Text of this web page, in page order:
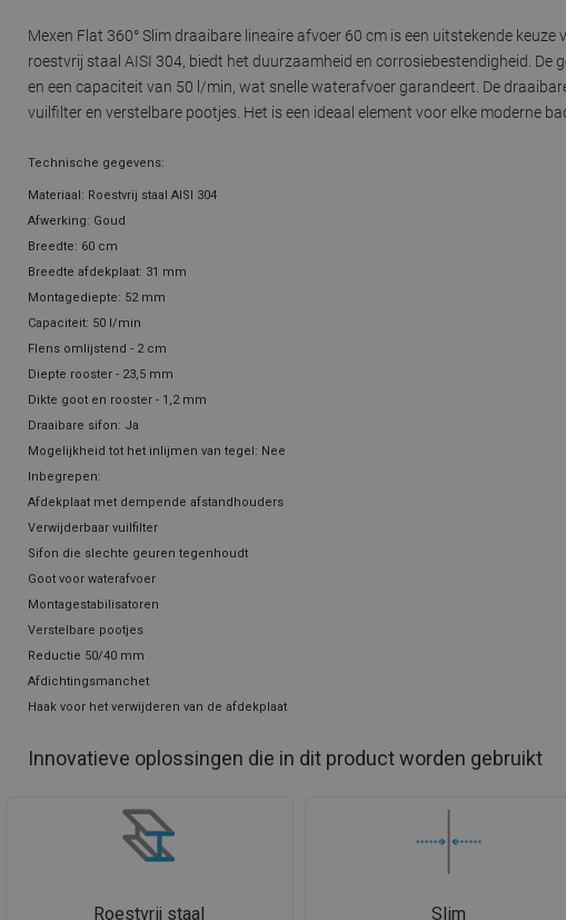
Mexen Flat 360° Slim draaibare lineaire afvoer 60 cm is een uitstekende
roestvrij staal AISI 304, biedt het duurzaamheid en corrosiebestendigheid.
en een capaciteit van 50 l/min, wat snelle waterafvoer garandeert. De
vuilfilter en verstelbare pootjes. Het is een ideaal element voor elke moderne
Technische gegevens:
Materiaal: Roestvrij staal AISI 304
Afwerking: Goud
Breedte: 60 cm
Breedte afdekplaat: 31 mm
Montagediepte: 52 mm
Capaciteit: 50 l/min
Flens omlijstend - 2 cm
Diepte rooster - 23,5 mm
Dikte goot en rooster - 1,2 mm
Draaibare sifon: Ja
Mogelijkheid tot het inlijmen van tegel: Nee
Inbegrepen:
Afdekplaat met dempende afstandhouders
Verwijderbaar vuilfilter
Sifon die slechte geuren tegenhoudt
Goot voor waterafvoer
Montagestabilisatoren
Verstelbare pootjes
Reductie 50/40 mm
Afdichtingsmanchet
Haak voor het verwijderen van de afdekplaat
Innovatieve oplossingen die in dit product worden gebruikt
Roestvrij staal Slim